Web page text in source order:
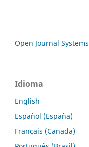
Open Journal Systems
Idioma
English
Español (España)
Français (Canada)